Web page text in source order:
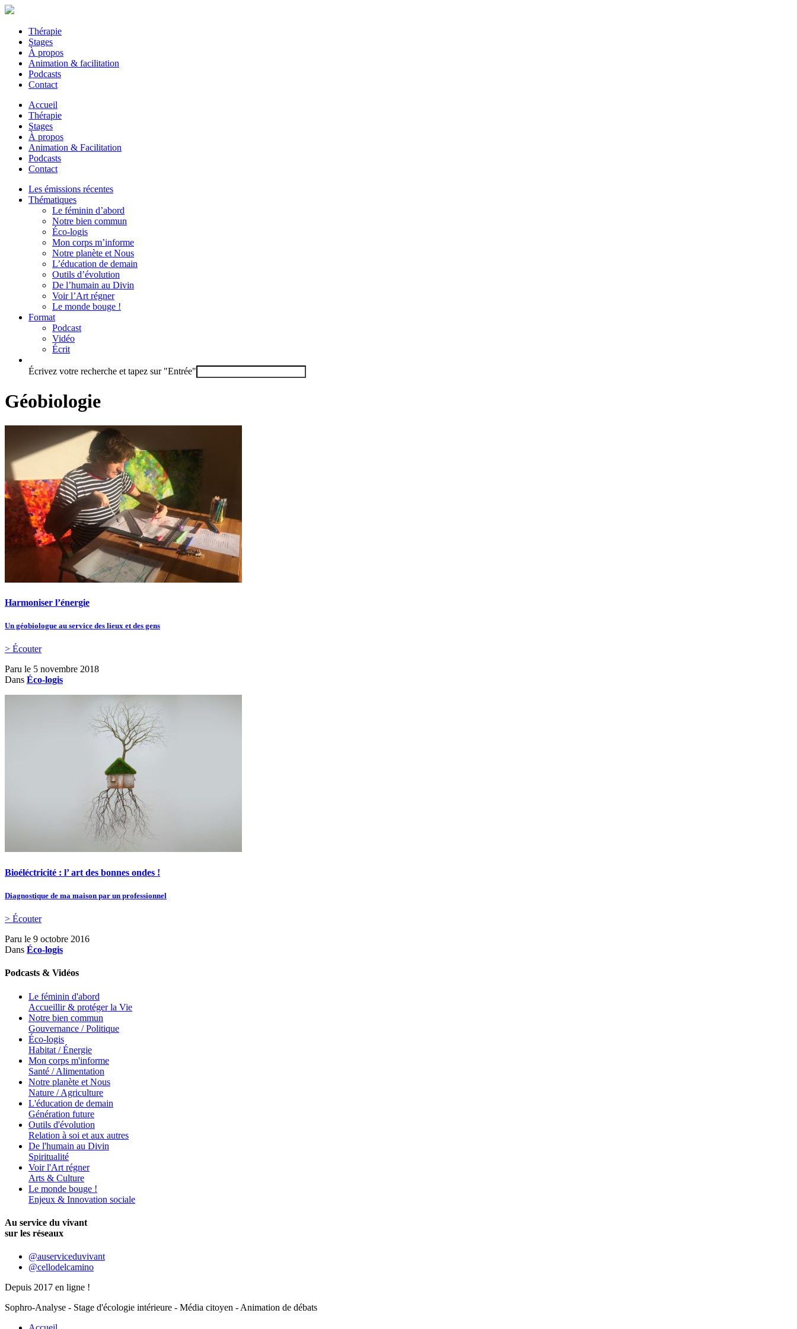
Thérapie
Stages
À propos
Animation & facilitation
Podcasts
Contact
Accueil
Thérapie
Stages
À propos
Animation & Facilitation
Podcasts
Contact
Les émissions récentes
Thématiques
Le féminin d’abord
Notre bien commun
Éco-logis
Mon corps m’informe
Notre planète et Nous
L’éducation de demain
Outils d’évolution
De l’humain au Divin
Voir l’Art régner
Le monde bouge !
Format
Podcast
Vidéo
Écrit
Écrivez votre recherche et tapez sur "Entrée"
Géobiologie
Harmoniser l’énergie
Un géobiologue au service des lieux et des gens
> Écouter
Paru le 5 novembre 2018
Dans Éco-logis
Bioéléctricité : l’ art des bonnes ondes !
Diagnostique de ma maison par un professionnel
> Écouter
Paru le 9 octobre 2016
Dans Éco-logis
Podcasts & Vidéos
Le féminin d'abord
Accueillir & protéger la Vie
Notre bien commun
Gouvernance / Politique
Éco-logis
Habitat / Énergie
Mon corps m'informe
Santé / Alimentation
Notre planète et Nous
Nature / Agriculture
L'éducation de demain
Génération future
Outils d'évolution
Relation à soi et aux autres
De l'humain au Divin
Spiritualité
Voir l'Art régner
Arts & Culture
Le monde bouge !
Enjeux & Innovation sociale
Au service du vivant
sur les réseaux
@auserviceduvivant
@cellodelcamino
Depuis 2017 en ligne !
Sophro-Analyse - Stage d'écologie intérieure - Média citoyen - Animation de débats